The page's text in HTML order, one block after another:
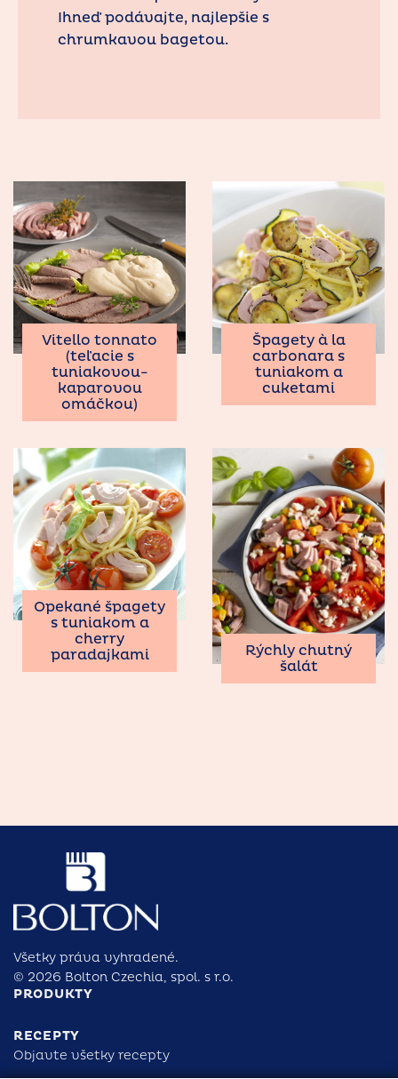
Ihneď podávajte, najlepšie s
chrumkavou bagetou.
Vitello tonnato
(teľacie s
tuniakovou-
kaparovou
omáčkou)
Špagety à la
carbonara s
tuniakom a
cuketami
Opekané špagety
s tuniakom a
cherry
paradajkami
Rýchly chutný
šalát
Všetky práva vyhradené.
© 2026 Bolton Czechia, spol. s r.o.
PRODUKTY
RECEPTY
Objavte všetky recepty